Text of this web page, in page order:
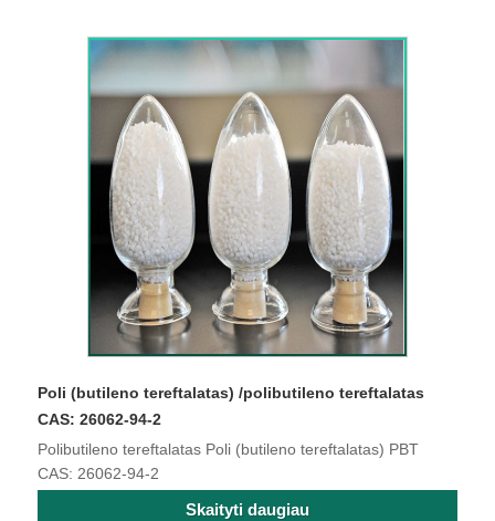
Poli (butileno tereftalatas) /polibutileno tereftalatas
CAS: 26062-94-2
Polibutileno tereftalatas Poli (butileno tereftalatas) PBT
CAS: 26062-94-2
Skaityti daugiau